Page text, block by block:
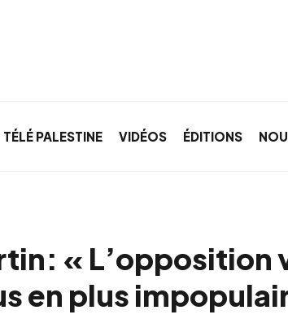
TÉLÉ PALESTINE VIDÉOS ÉDITIONS
« L’opposition
en plus